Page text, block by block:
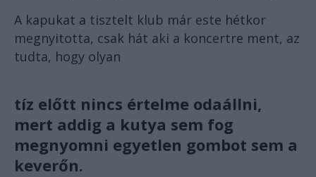
A kapukat a tisztelt klub már este hétkor
megnyitotta, csak hát aki a koncertre ment, az
tudta, hogy olyan
tíz előtt nincs értelme odaállni,
mert addig a kutya sem fog
megnyomni egyetlen gombot sem a
keverőn.